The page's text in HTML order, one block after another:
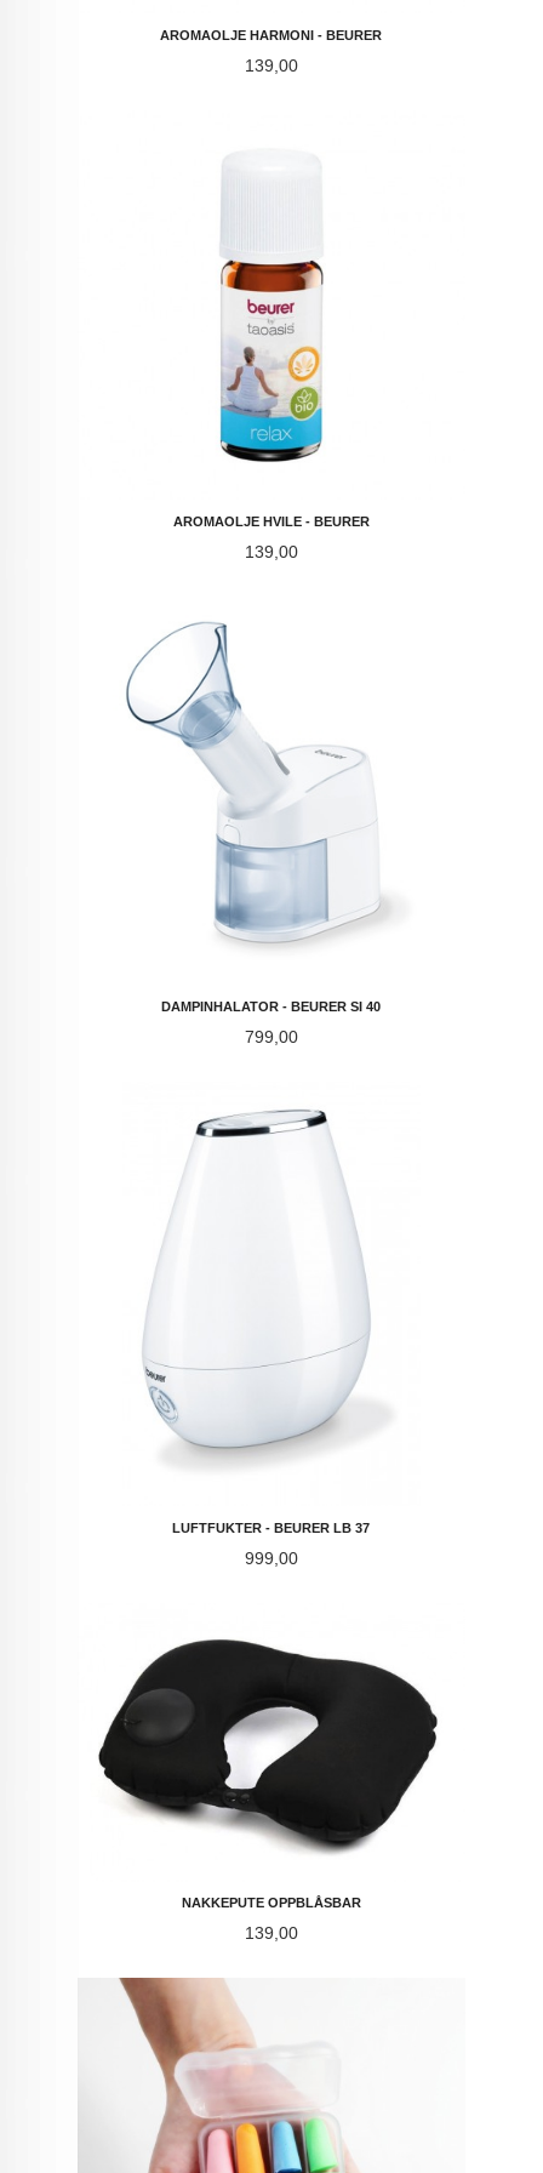
AROMAOLJE HARMONI - BEURER
Pris
139,00
AROMAOLJE HVILE - BEURER
Pris
139,00
DAMPINHALATOR - BEURER SI 40
Pris
799,00
LUFTFUKTER - BEURER LB 37
Pris
999,00
NAKKEPUTE OPPBLÅSBAR
Pris
139,00